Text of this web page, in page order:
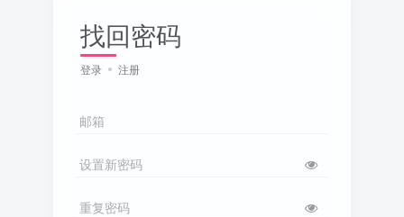
找回密码
登录 注册
邮箱
设置新密码
重复密码